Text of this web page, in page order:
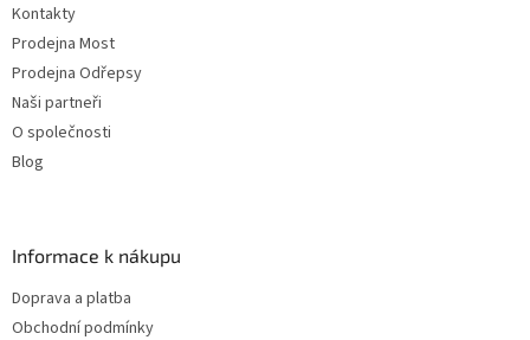
Kontakty
Prodejna Most
Prodejna Odřepsy
Naši partneři
O společnosti
Blog
Informace k nákupu
Doprava a platba
Obchodní podmínky